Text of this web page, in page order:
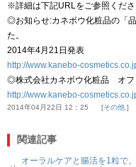
※詳細は下記URLをご参照くだ
◎お知らせ:カネボウ化粧品の「
た。
2014年4月21日発表
http://www.kanebo-
◎株式会社カネボウ化粧品 オフ
http://www.kanebo-
2014年04月22日 12：25 その他.
関連記事
オーラルケアと腸活を1粒で